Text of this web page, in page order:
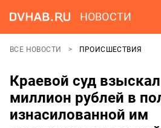
НОВОСТИ
ВСЕ НОВОСТИ ПРОИСШЕСТВИЯ
Краевой суд
миллион рублей в
изнасилованной им